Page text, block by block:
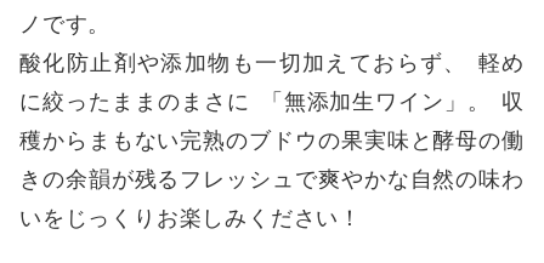
ノです。
酸化防止剤や添加物も一切加えておらず 、
軽め
に絞ったままのまさに
「 無添加生ワイン 」。
収
穫からまもない完熟のブドウの果実味と酵母の働
きの余韻が残るフレッシュで爽やかな自然の味わ
いをじっくりお楽しみください！